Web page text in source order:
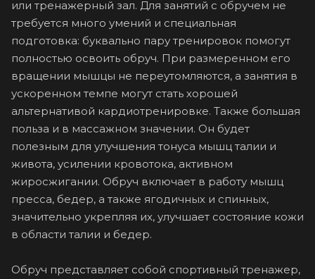
или тренажерный зал. Для занятий с обручем не
требуется много умений и специальная
подготовка: буквально пару тренировок помогут
полностью освоить обруч. При размеренном его
вращении мышцы не переутомляются, а занятия в
ускоренном темпе могут стать хорошей
альтернативой кардиотренировке. Также большая
польза и в массажном значении. Он будет
полезным для улучшения тонуса мышц талии и
живота, усилении кровотока, активном
жиросжигании. Обруч включает в работу мышц
пресса, бедер, а также ягодичных и спинных,
значительно укрепляя их, улучшает состояние кожи
в области талии и бедер.
Обруч представляет собой спортивный тренажер,